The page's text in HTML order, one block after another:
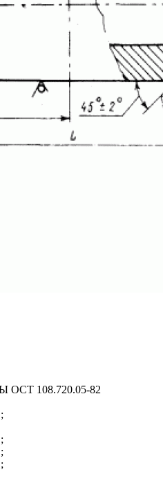
108.720.05-82